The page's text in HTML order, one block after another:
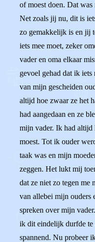
of moest doen. Dat
Net zoals jij nu, dit is
zo gemakkelijk is en jij
iets mee moet, zeker
vader en oma elkaar
gevoel gehad dat ik
van mijn gescheiden
altijd hoe zwaar ze het
had aangedaan en ze
mijn vader. Ik had altijd
moest. Tot ik ouder
taak was en mijn
zeggen. Het lukt mij
dat ze niet zo tegen me
van allebei mijn ouders
spreken over mijn
ik dit eindelijk durfde te
spannend. Nu probeer